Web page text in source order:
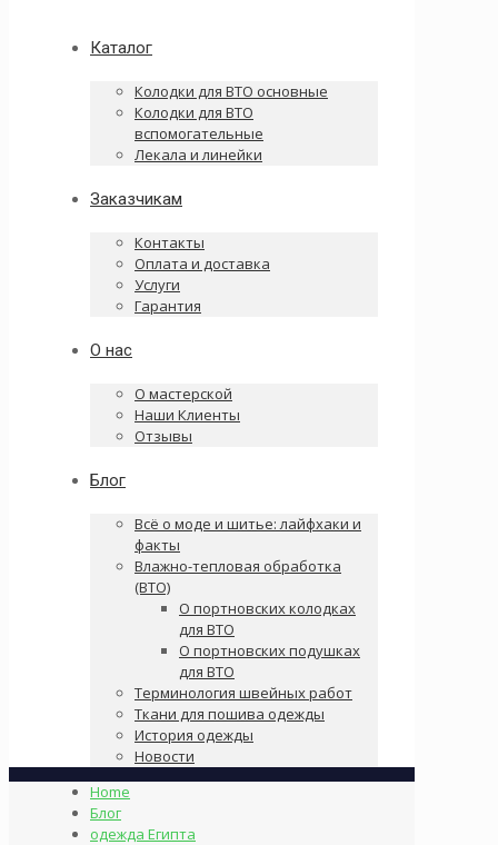
Каталог
Колодки для ВТО основные
Колодки для ВТО
вспомогательные
Лекала и линейки
Заказчикам
Контакты
Оплата и доставка
Услуги
Гарантия
О нас
О мастерской
Наши Клиенты
Отзывы
Блог
Всё о моде и шитье: лайфхаки и
факты
Влажно-тепловая обработка
(ВТО)
О портновских колодках
для ВТО
О портновских подушках
для ВТО
Терминология швейных работ
Ткани для пошива одежды
История одежды
Новости
Home
Блог
одежда Египта